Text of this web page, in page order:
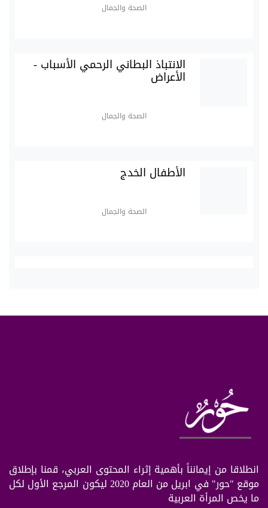
الصحة والجمال
الانتباذ البطاني الرحمي الأسباب -
الأعراض
الصحة والجمال
الأطفال الخدج
الصحة والجمال
انطلاقا من إيمانناً بأهمية إثراء المحتوى العربي، قمنا بإطلاق
موقع "حور" في ابريل من العام 2020 ليكون المرجع الأول لكل
ما يخص المرأة العربية